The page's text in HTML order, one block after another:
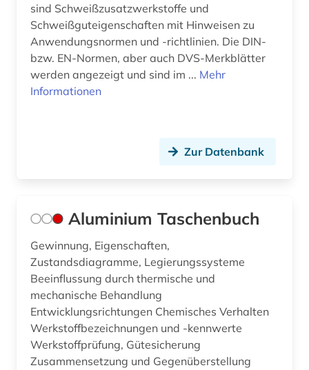
sind Schweißzusatzwerkstoffe und
Schweißguteigenschaften mit Hinweisen zu
Anwendungsnormen und -richtlinien. Die DIN-
bzw. EN-Normen, aber auch DVS-Merkblätter
werden angezeigt und sind im ... Mehr
Informationen
Zur Datenbank
Aluminium Taschenbuch
Gewinnung, Eigenschaften,
Zustandsdiagramme, Legierungssysteme
Beeinflussung durch thermische und
mechanische Behandlung
Entwicklungsrichtungen Chemisches Verhalten
Werkstoffbezeichnungen und -kennwerte
Werkstoffprüfung, Gütesicherung
Zusammensetzung und Gegenüberstellung